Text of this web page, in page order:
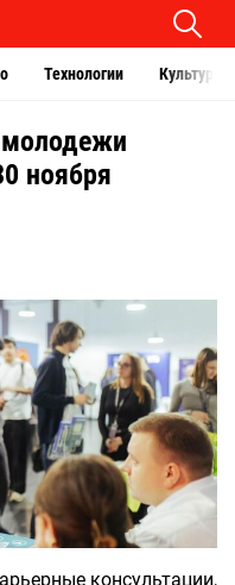
Технологии Культура
ноября
консультации,